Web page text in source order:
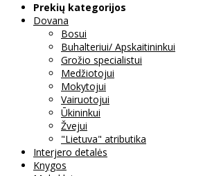
Prekių kategorijos
Dovana
Bosui
Buhalteriui/ Apskaitininkui
Grožio specialistui
Medžiotojui
Mokytojui
Vairuotojui
Ūkininkui
Žvejui
"Lietuva" atributika
Interjero detalės
Knygos